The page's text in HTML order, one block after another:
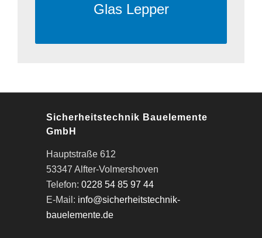
Glas Lepper
Sicherheitstechnik Bauelemente
GmbH
Hauptstraße 612
53347 Alfter-Volmershoven
Telefon:0228 54 85 97 44
E-Mail: info@sicherheitstechnik-
bauelemente.de